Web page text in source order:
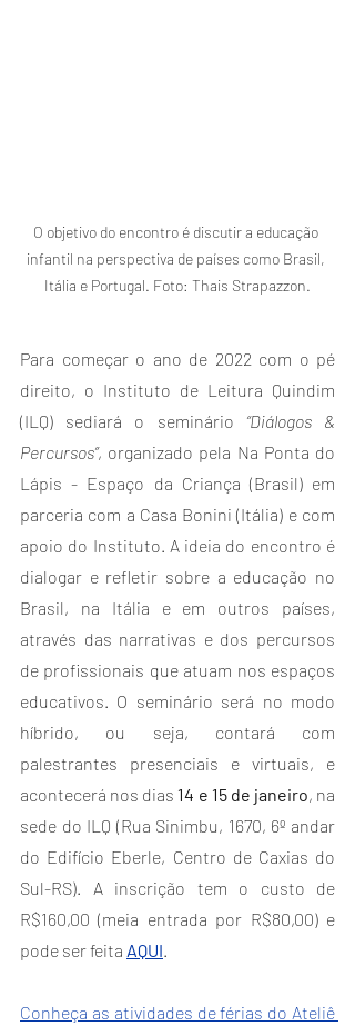
O objetivo do encontro é discutir a educação
infantil na perspectiva de países como Brasil,
Itália e Portugal. Foto: Thais Strapazzon.
Para começar o ano de 2022 com o pé
direito, o Instituto de Leitura Quindim
(ILQ) sediará o seminário “Diálogos &
Percursos”, organizado pela Na Ponta do
Lápis - Espaço da Criança (Brasil) em
parceria com a Casa Bonini (Itália) e com
apoio do Instituto. A ideia do encontro é
dialogar e refletir sobre a educação no
Brasil, na Itália e em outros países,
através das narrativas e dos percursos
de profissionais que atuam nos espaços
educativos. O seminário será no modo
híbrido, ou seja, contará com
palestrantes presenciais e virtuais, e
acontecerá nos dias 14 e 15 de janeiro, na
sede do ILQ (Rua Sinimbu, 1670, 6º andar
do Edifício Eberle, Centro de Caxias do
Sul-RS). A inscrição tem o custo de
R$160,00 (meia entrada por R$80,00) e
pode ser feita AQUI.
Conheça as atividades de férias do Ateliê